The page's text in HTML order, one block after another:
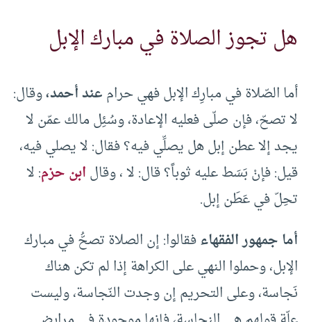
هل تجوز الصلاة في مبارك الإبل
أما الصّلاة في مبارِك الإبل فهي حرامعند أحمد،وقال:
لا تصحّ، فإن صلّى فعليه الإعادة، وسُئِل مالك عمّن لا
يجد إلا عطن إبل هل يصلِّي فيه؟ فقال: لا يصلي فيه،
قيل: فإنْ بَسَط عليه ثوباً؟ قال: لا ، وقالابن حزم: لا
تحِلّ في عَطَن إبل.
أما جمهور الفقهاءفقالوا: إن الصلاة تصحُّ في مبارك
الإبل، وحملوا النهي على الكراهة إذا لم تكن هناك
نَجاسة، وعلى التحريم إن وجدت النّجاسة، وليست